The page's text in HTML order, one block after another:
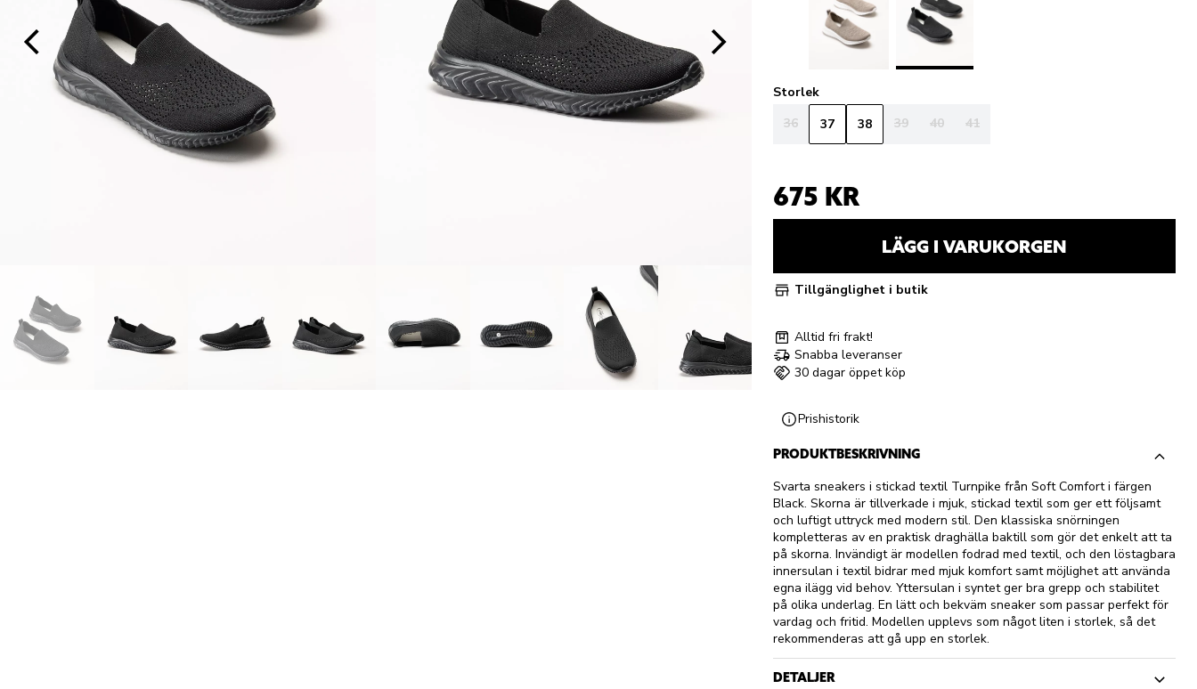
Storlek
36
37 38 39 40 41
675 KR
LÄGG I VARUKORGEN
Tillgänglighet i butik
Alltid fri frakt!
Snabba leveranser
30 dagar öppet köp
Prishistorik
PRODUKTBESKRIVNING
Svarta sneakers i stickad textil Turnpike från Soft Comfort i färgen
Black. Skorna är tillverkade i mjuk, stickad textil som ger ett följsamt
och luftigt uttryck med modern stil. Den klassiska snörningen
kompletteras av en praktisk draghälla baktill som gör det enkelt att ta
på skorna. Invändigt är modellen fodrad med textil, och den löstagbara
innersulan i textil bidrar med mjuk komfort samt möjlighet att använda
egna ilägg vid behov. Yttersulan i syntet ger bra grepp och stabilitet
på olika underlag. En lätt och bekväm sneaker som passar perfekt för
vardag och fritid. Modellen upplevs som något liten i storlek, så det
rekommenderas att gå upp en storlek.
DETALJER